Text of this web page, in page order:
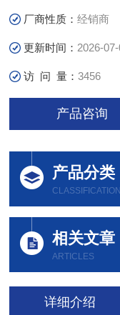
厂商性质：经销商
更新时间： 2026-
访 问 量：3456
产品咨询
产品分类
CLASSIFICATION
相关文章
ARTICLES
详细介绍